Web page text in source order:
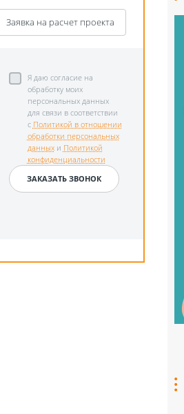
Я даю согласие на
обработку моих
персональных данных
для связи в соответствии
с Политикой в отношении
обработки персональных
данныхи Политикой
конфиденциальности
Заявка на расчет проекта